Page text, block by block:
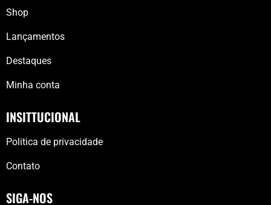
Shop
Lançamentos
Destaques
Minha conta
INSITTUCIONAL
Politica de privacidade
Contato
SIGA-NOS